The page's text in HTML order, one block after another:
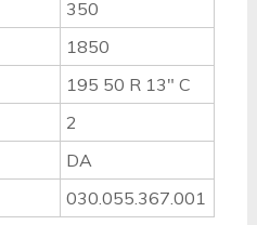
350
1850
195 50 R 13" C
2
DA
030.055.367.001